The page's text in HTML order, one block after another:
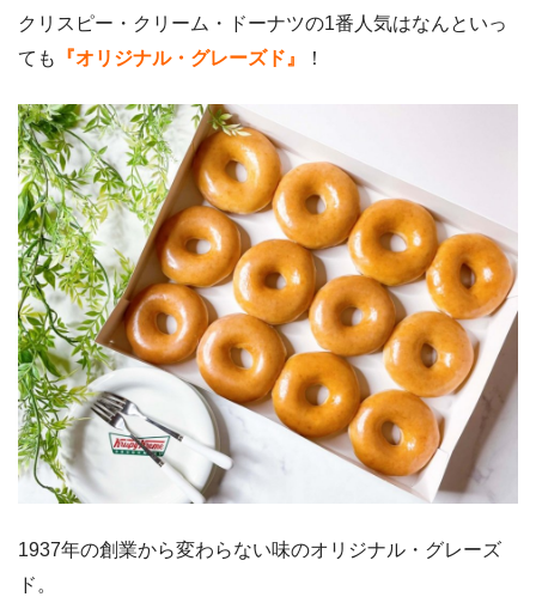
イートイン 220円
イートイン 220円
ビター チョコ カスタード
イートイン 220円
キャラメル アーモンド クランチ
テイクアウト 237
円
イートイン 242円
ビター チョコ チョコ
テイクアウト 216
円
イートイン 220円
チョコ クランチ
テイクアウト 237
円
イートイン 242円
テイクアウト 237
イートイン 242円
12ドーナツ(好きなドーナツ)
2,160円
クリスピー・クリーム・ドーナツの1番人気はなんといっ
ても
『オリジナル・グレーズド』 ！
1937年の創業から変わらない味のオリジナル・グレーズ
ド。